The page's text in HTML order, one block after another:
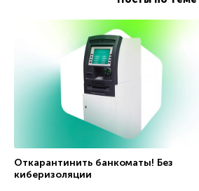
Откарантинить банкоматы! Без
киберизоляции